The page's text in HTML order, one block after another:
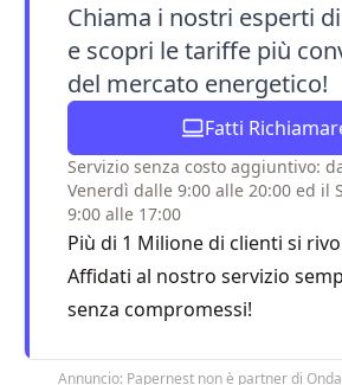
Chiama i nostri esperti
e scopri le tariffe più
del mercato energetico!
Fatti
Servizio senza costo aggiuntivo:
Venerdì dalle 9:00 alle 20:00 ed il
9:00 alle 17:00
Più di 1 Milione di clienti si
Affidati al nostro servizio
senza compromessi!
Annuncio: Papernest non è partner di